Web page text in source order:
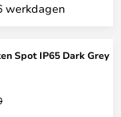
werkdagen
Spot IP65 Dark Grey